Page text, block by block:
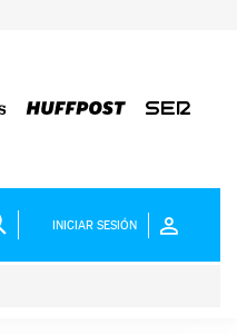
INICIAR SESIÓN